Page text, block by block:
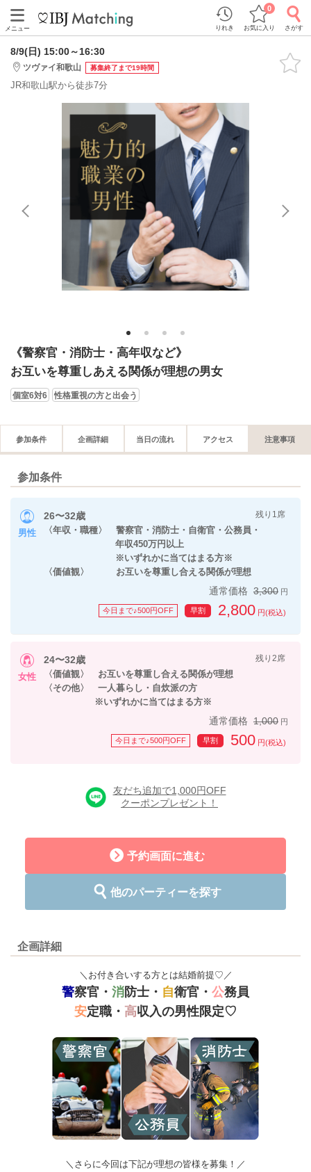
メニュー りれき お気に入り
0
さがす
8/9(日) 15:00～16:30
ツヴァイ和歌山 募集終了まで19時間
JR和歌山駅から徒歩7分
1 2 3 4
《警察官・消防士・高年収など》
お互いを尊重しあえる関係が理想の男女
個室6対6 性格重視の方と出会う
参加条件 企画詳細 当日の流れ アクセス 注意事項
参加条件
男性
残り1席
26〜32歳
〈年収・職種〉 警察官・消防士・自衛官・公務員・
年収450万円以上
※いずれかに当てはまる方※
〈価値観〉 お互いを尊重し合える関係が理想
通常価格 3,300 円
今日まで♪500円OFF 早割 2,800 円(税込)
女性
残り2席
24〜32歳
〈価値観〉 お互いを尊重し合える関係が理想
〈その他〉 一人暮らし・自炊派の方
※いずれかに当てはまる方※
通常価格 1,000 円
今日まで♪500円OFF 早割 500 円(税込)
友だち追加で1,000円OFF
クーポンプレゼント！
予約画面に進む
他のパーティーを探す
企画詳細
＼お付き合いする方とは結婚前提♡／
警察官・ 消防士・ 自衛官・ 公務員
安定職・ 高収入の男性限定♡
＼さらに今回は下記が理想の皆様を募集！／